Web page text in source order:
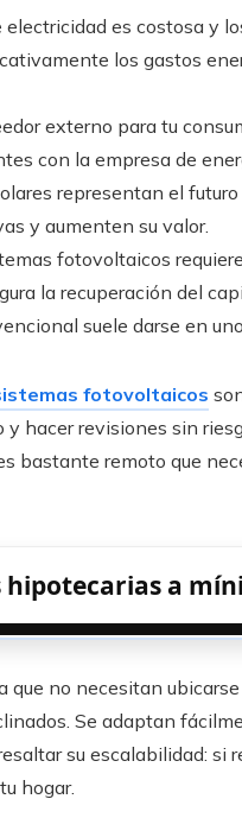
electricidad es costosa y
los gastos
externo para tu
con la empresa de
representan el
y aumenten su valor.
fotovoltaicos
la recuperación del
suele darse en
fotovoltaicos
hacer revisiones sin
bastante remoto que
a
no necesitan
Se adaptan
su escalabilidad: si
hogar.